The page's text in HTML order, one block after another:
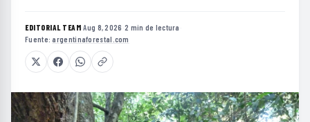
EDITORIAL TEAM·Aug 8, 2026 ·2 min de lectura ·
Fuente:argentinaforestal.com